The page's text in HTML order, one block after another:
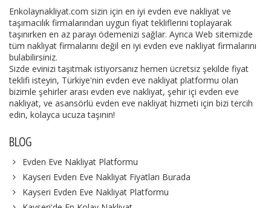
Enkolaynakliyat.com sizin için en iyi evden eve nakliyat ve
taşımacılık firmalarından uygun fiyat tekliflerini toplayarak
taşınırken en az parayı ödemenizi sağlar. Ayrıca Web sitemizde
tüm nakliyat firmalarını değil en iyi evden eve nakliyat firmalarını
bulabilirsiniz.
Sizde evinizi taşıtmak istiyorsanız hemen ücretsiz şekilde fiyat
teklifi isteyin, Türkiye'nin evden eve nakliyat platformu olan
bizimle şehirler arası evden eve nakliyat, şehir içi evden eve
nakliyat, ve asansörlü evden eve nakliyat hizmeti için bizi tercih
edin, kolayca ucuza taşının!
BLOG
Evden Eve Nakliyat Platformu
Kayseri Evden Eve Nakliyat Fiyatları Burada
Kayseri Evden Eve Nakliyat Platformu